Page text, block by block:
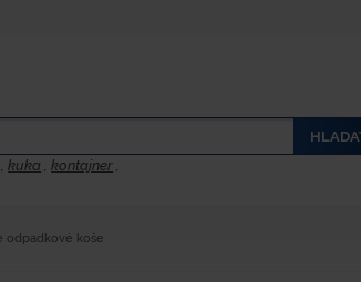
,kuka ,kontajner ,
odpadkové koše